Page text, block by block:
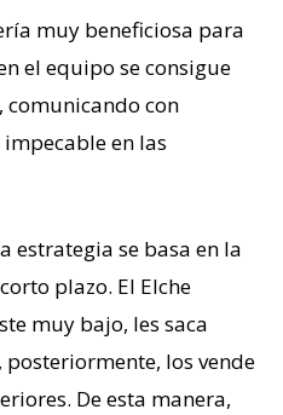
muy beneficiosa para
el equipo se consigue
con
en las
estrategia se basa en la
plazo. El Elche
muy bajo, les saca
los vende
De esta manera,